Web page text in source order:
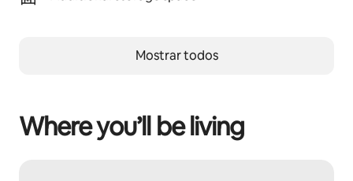
Mostrar todos
Where you’ll be living